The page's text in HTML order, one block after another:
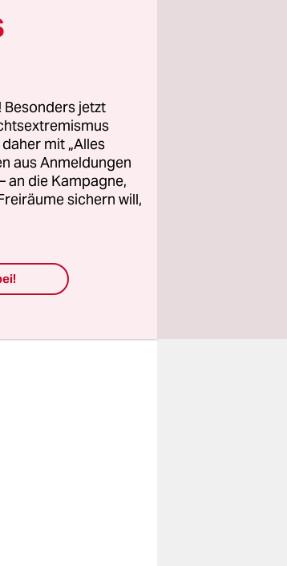
jetzt
mit „Alles
aus Anmeldungen
an die Kampagne,
sichern will,